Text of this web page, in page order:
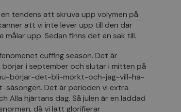
tendens att skruva upp volymen på
att vi inte lever upp till den där
målar upp. Sedan finns det en sak till.
cuffing season. Det är
i september och slutar i mitten på
börjar-det-bli-mörkt-och-jag-vill-ha-
Det är perioden vi extra
Alla hjärtans dag. Så julen är en laddad
då vi lätt glorifierar